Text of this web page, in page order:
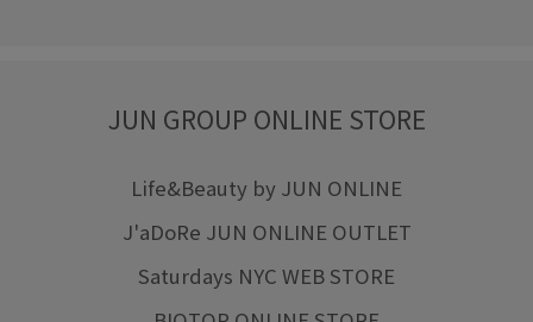
JUN GROUP ONLINE STORE
Life&Beauty by JUN ONLINE
J'aDoRe JUN ONLINE OUTLET
Saturdays NYC WEB STORE